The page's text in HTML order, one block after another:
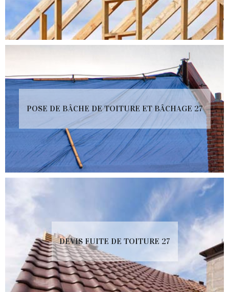
POSE DE BÂCHE DE TOITURE ET BÂCHAGE 27
DEVIS FUITE DE TOITURE 27